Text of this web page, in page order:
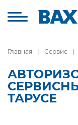
Главная Сервис
ТАРУСЕ